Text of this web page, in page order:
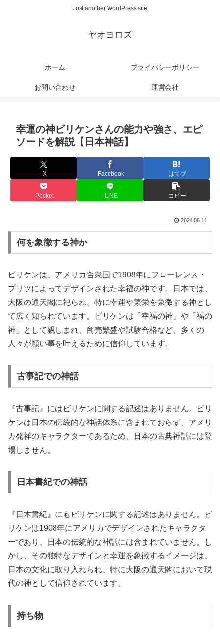
Just another WordPress site
ヤオヨロズ
ホーム プライバシーポリシー
お問い合わせ 運営会社
幸運の神ビリケンさんの能力や強さ、エピ
ソードを解説【日本神話】
X Facebook はてブ
Pocket LINE コピー
2024.06.11
何を象徴する神か
ビリケンは、アメリカ合衆国で1908年にフローレンス・
プリツによってデザインされた幸福の神です。日本では、
大阪の通天閣に祀られ、特に幸運や繁栄を象徴する神とし
て広く知られています。ビリケンは「幸福の神」や「福の
神」として親しまれ、商売繁盛や試験合格など、多くの
人々が願い事を叶えるために信仰しています。
古事記での神話
『古事記』にはビリケンに関する記述はありません。ビリ
ケンは日本の伝統的な神話体系に含まれておらず、アメリ
カ発祥のキャラクターであるため、日本の古典神話には登
場しません。
日本書紀での神話
『日本書紀』にもビリケンに関する記述はありません。ビ
リケンは1908年にアメリカでデザインされたキャラクタ
ーであり、日本の伝統的な神話には含まれていません。し
かし、その独特なデザインと幸運を象徴するイメージは、
日本の文化に取り入れられ、特に大阪の通天閣において現
代の神として信仰されています。
持ち物